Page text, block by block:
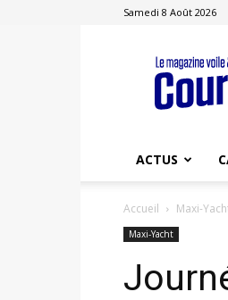
Samedi 8 Août 2026
ACTUS
Accueil Maxi-
Maxi-Yacht